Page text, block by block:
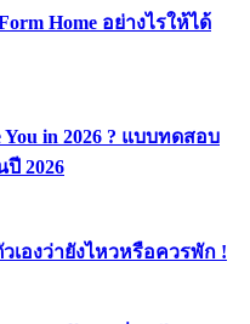
Home อย่างไรให้ได้
You in 2026 ? แบบทดสอบ
2026
เองว่ายังไหวหรือควรพัก !